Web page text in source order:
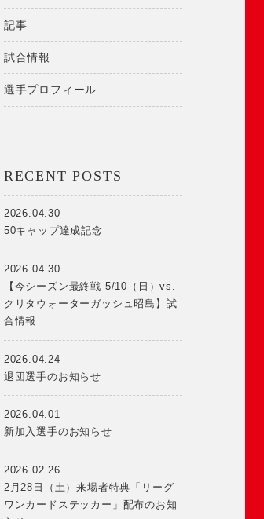
記事
試合情報
選手プロフィール
RECENT POSTS
2026.04.30
50キャップ達成記念
2026.04.30
【今シーズン最終戦 5/10（日）vs.
クリタウォーターガッシュ昭島】試
合情報
2026.04.24
退団選手のお知らせ
2026.04.01
新加入選手のお知らせ
2026.02.26
2月28日（土）来場者特典「リーグ
ワンカードステッカー」配布のお知